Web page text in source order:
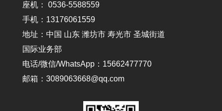
座机： 0536-5588559
手机：13176061559
地址：中国 山东 潍坊市 寿光市 圣城街道
国际业务部
电话/微信/WhatsApp：15662477770
邮箱：3089063668@qq.com